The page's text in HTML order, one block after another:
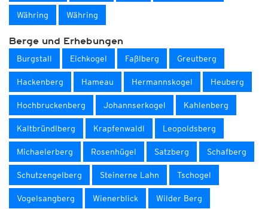
Währing Währing
Berge und Erhebungen
Burgstall Eichkogel Faßlberg Greutberg
Hackenberg Hameau Hermannskogel Heuberg
Hochbruckenberg Johannserkogel Kahlenberg
Kaltbründlberg Krapfenwaldl Leopoldsberg
Michaelerberg Rosenhügel Satzberg Schafberg
Schutzengelberg Steinerne Lahn Tschogel
Vogelsangberg Wienerblick Wilder Berg